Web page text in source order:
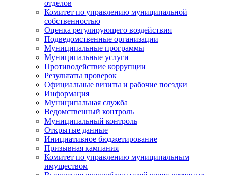
отделов
Комитет по управлению муниципальной
собственностью
Оценка регулирующего воздействия
Подведомственные организации
Муниципальные программы
Муниципальные услуги
Противодействие коррупции
Результаты проверок
Официальные визиты и рабочие поездки
Информация
Муниципальная служба
Ведомственный контроль
Муниципальный контроль
Открытые данные
Инициативное бюджетирование
Призывная кампания
Комитет по управлению муниципальным
имуществом